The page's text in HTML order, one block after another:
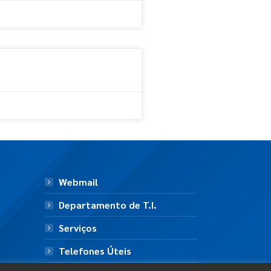
Webmail
Departamento de T.I.
Serviços
Telefones Úteis